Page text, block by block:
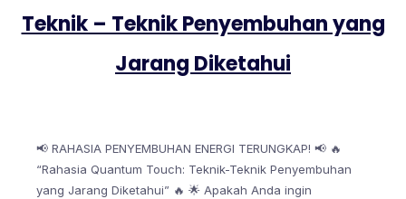
Teknik – Teknik Penyembuhan yang
Jarang Diketahui
📢 RAHASIA PENYEMBUHAN ENERGI TERUNGKAP! 📢 🔥
“Rahasia Quantum Touch: Teknik-Teknik Penyembuhan
yang Jarang Diketahui” 🔥 🌟 Apakah Anda ingin